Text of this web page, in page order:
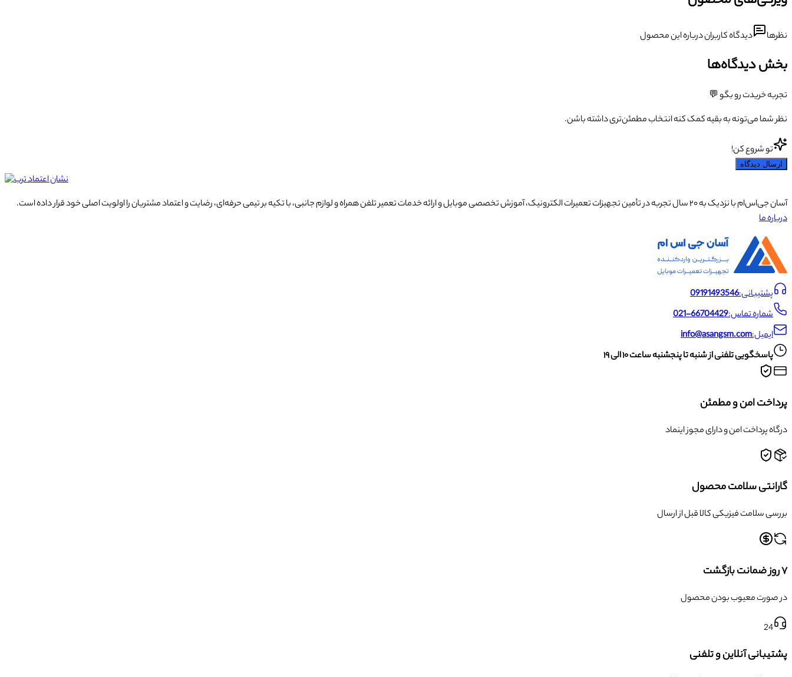
نظرها دیدگاه کاربران درباره این محصول
بخش دیدگاه‌ها
تجربه خریدت رو بگو 💬
نظر شما می‌تونه به بقیه کمک کنه انتخاب مطمئن‌تری داشته باشن.
تو شروع کن!
ارسال دیدگاه
آسان جی‌اس‌ام با نزدیک به ۲۰ سال تجربه در تأمین تجهیزات تعمیرات الکترونیک، آموزش تخصصی موبایل و ارائه خدمات تعمیر تلفن همراه و لوازم جانبی، با تکیه بر تیمی حرفه‌ای، رضایت و اعتماد مشتریان را اولویت اصلی خود قرار داده است.
درباره ما
پشتیبانی:09191493546
شماره تماس:021-66704429
ایمیل:info@asangsm.com
پاسخگویی تلفنی از شنبه تا پنجشنبه ساعت ۱۰ الی ۱۹
پرداخت امن و مطمئن
درگاه پرداخت امن و دارای مجوز اینماد
گارانتی سلامت محصول
بررسی سلامت فیزیکی کالا قبل از ارسال
۷ روز ضمانت بازگشت
در صورت معیوب بودن محصول
24
پشتیبانی آنلاین و تلفنی